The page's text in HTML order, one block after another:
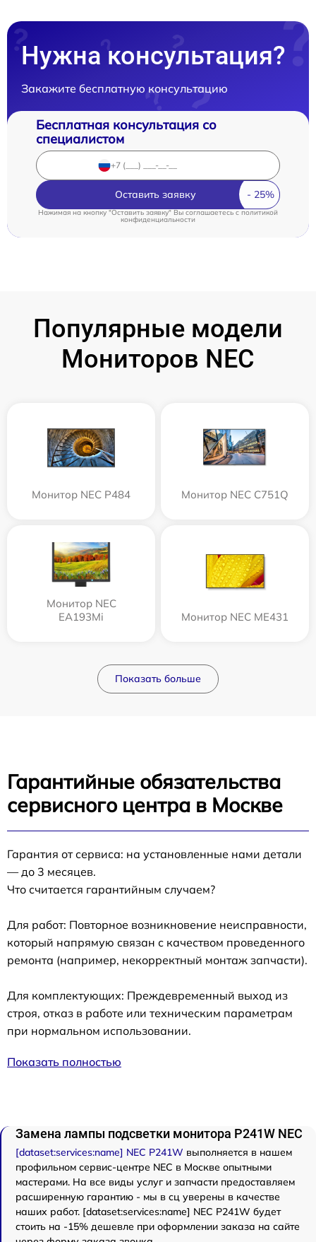
Нужна консультация?
Закажите бесплатную консультацию
Бесплатная консультация со
специалистом
Оставить заявку
Нажимая на кнопку "Оставить заявку" Вы соглашаетесь cполитикой
конфиденциальности
Популярные модели
Мониторов NEC
Монитор NEC P484 Монитор NEC C751Q
Монитор NEC
EA193Mi
Монитор NEC ME431
Показать больше
Гарантийные обязательства
сервисного центра в Москве
Гарантия от сервиса: на установленные нами детали
— до 3 месяцев.
Что считается гарантийным случаем?
Для работ: Повторное возникновение неисправности,
который напрямую связан с качеством проведенного
ремонта (например, некорректный монтаж запчасти).
Для комплектующих: Преждевременный выход из
строя, отказ в работе или техническим параметрам
при нормальном использовании.
Показать полностью
Замена лампы подсветки монитора P241W NEC
[dataset:services:name] NEC P241W выполняется в нашем
профильном сервис-центре NEC в Москве опытными
мастерами. На все виды услуг и запчасти предоставляем
расширенную гарантию - мы в сц уверены в качестве
наших работ. [dataset:services:name] NEC P241W будет
стоить на -15% дешевле при оформлении заказа на сайте